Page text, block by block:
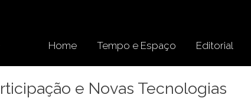
Home Tempo e Espaço Editorial
e Novas Tecnologias